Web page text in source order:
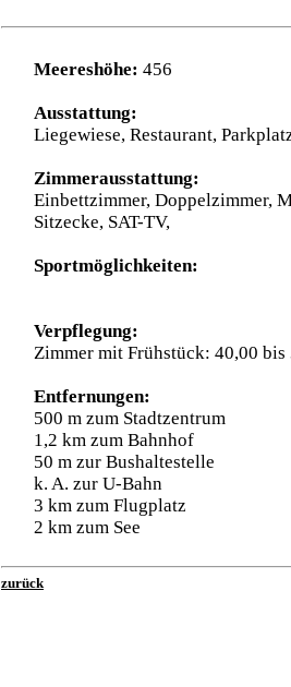
Meereshöhe: 456
Ausstattung:
Liegewiese, Restaurant,
Zimmerausstattung:
Einbettzimmer, Doppelzimmer,
Sitzecke, SAT-TV,
Sportmöglichkeiten:
Verpflegung:
Zimmer mit Frühstück: 40,00 bis
Entfernungen:
500 m zum Stadtzentrum
1,2 km zum Bahnhof
50 m zur Bushaltestelle
k. A. zur U-Bahn
3 km zum Flugplatz
2 km zum See
zurück